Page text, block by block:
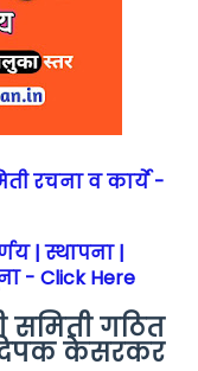
रचना व कार्ये -
| स्थापना |
- Click Here
समिती गठित
दिपक केसरकर